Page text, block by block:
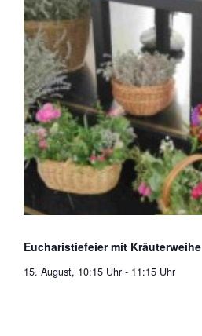
Eucharistiefeier mit Kräuterweihe
15. August, 10:15 Uhr - 11:15 Uhr